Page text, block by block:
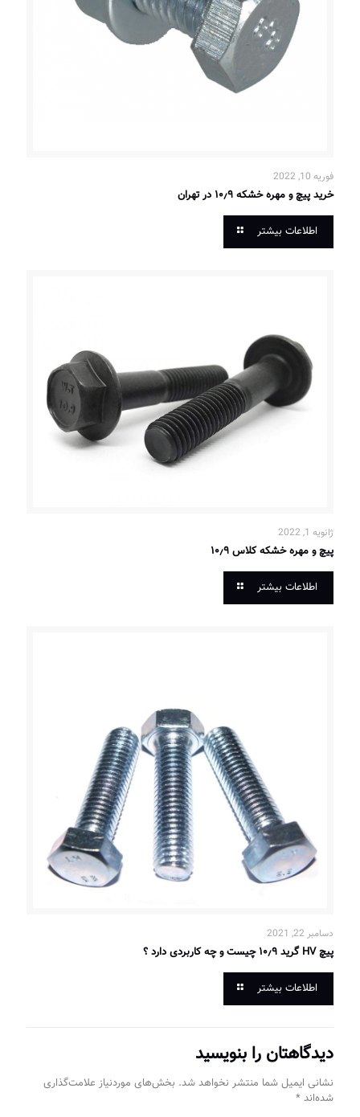
فوریه 10, 2022
خرید پیچ و مهره خشکه ۱۰٫۹ در تهران
اطلاعات بیشتر
ژانویه 1, 2022
پیچ و مهره خشکه کلاس ۱۰٫۹
اطلاعات بیشتر
دسامبر 22, 2021
پیچ HV گرید ۱۰٫۹ چیست و چه کاربردی دارد ؟
اطلاعات بیشتر
دیدگاهتان را بنویسید
نشانی ایمیل شما منتشر نخواهد شد. بخش‌های موردنیاز علامت‌گذاری
شده‌اند *